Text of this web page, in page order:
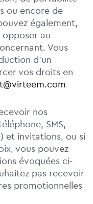
ou encore de
également,
au
Vous
d’un
vos droits en
nos
SMS,
et invitations, ou si
vous pouvez
évoquées ci-
pas recevoir
promotionnelles